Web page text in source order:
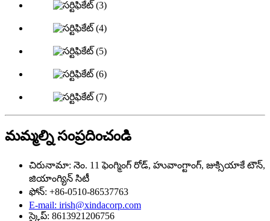
మమ్మల్ని సంప్రదించండి
చిరునామా: నెం. 11 ఫెంగ్మింగ్ రోడ్, హువాంగ్టాంగ్, జుక్సియాకే టౌన్,
జియాంగ్యిన్ సిటీ
ఫోన్: +86-0510-86537763
E-mail: irish@xindacorp.com
స్కైప్: 8613921206756